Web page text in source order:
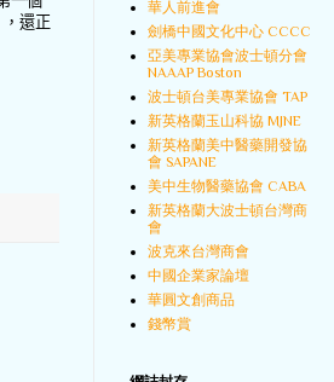
還正
華人前進會
劍橋中國文化中心 CCCC
亞美專業協會波士頓分會
NAAAP Boston
波士頓台美專業協會 TAP
新英格蘭玉山科協 MJNE
新英格蘭美中醫藥開發協
會 SAPANE
美中生物醫藥協會 CABA
新英格蘭大波士頓台灣商
會
波克來台灣商會
中國企業家論壇
華圓文創商品
錢幣賞